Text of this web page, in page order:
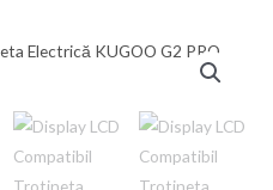
Prețul
este: